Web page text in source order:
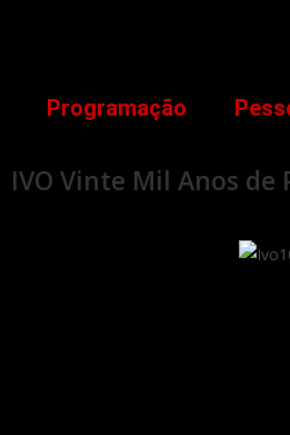
Programação
IVO Vinte Mil Anos de